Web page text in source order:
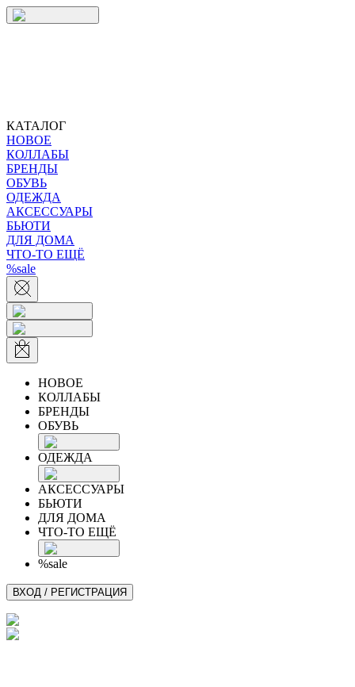
КАТАЛОГ
НОВОЕ
КОЛЛАБЫ
БРЕНДЫ
ОБУВЬ
ОДЕЖДА
АКСЕССУАРЫ
БЬЮТИ
ДЛЯ ДОМА
ЧТО-ТО ЕЩЁ
%sale
НОВОЕ
КОЛЛАБЫ
БРЕНДЫ
ОБУВЬ
ОДЕЖДА
АКСЕССУАРЫ
БЬЮТИ
ДЛЯ ДОМА
ЧТО-ТО ЕЩЁ
%sale
ВХОД / РЕГИСТРАЦИЯ